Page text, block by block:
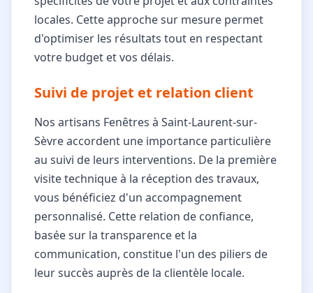
locales. Cette approche sur mesure permet
d'optimiser les résultats tout en respectant
votre budget et vos délais.
Suivi de projet et relation client
Nos artisans Fenêtres à Saint-Laurent-sur-
Sèvre accordent une importance particulière
au suivi de leurs interventions. De la première
visite technique à la réception des travaux,
vous bénéficiez d'un accompagnement
personnalisé. Cette relation de confiance,
basée sur la transparence et la
communication, constitue l'un des piliers de
leur succès auprès de la clientèle locale.